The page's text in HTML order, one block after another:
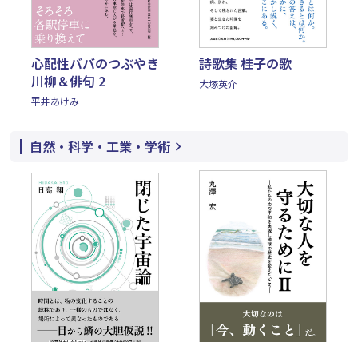
心配性ババのつぶやき
川柳＆俳句 2
平井あけみ
詩歌集 桂子の歌
大塚英介
自然・科学・工業・学術